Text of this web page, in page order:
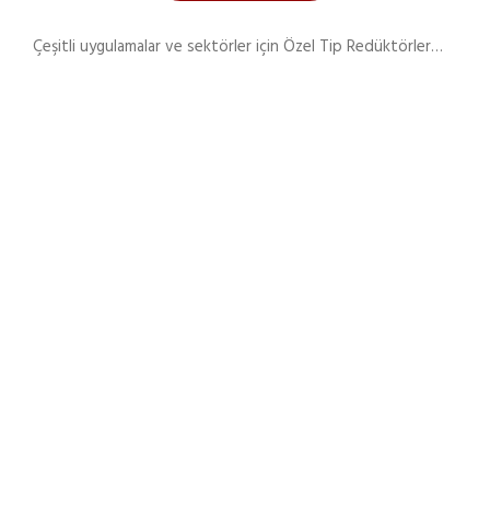
Çeşitli uygulamalar ve sektörler için Özel Tip Redüktörler…